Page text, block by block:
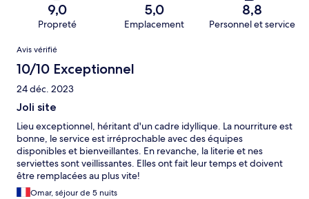
9,0
Propreté
5,0
Emplacement
8,8
Personnel et service
Avis
Avis vérifié
10/10 Exceptionnel
24 déc. 2023
Joli site
Lieu exceptionnel, héritant d'un cadre idyllique. La nourriture est
bonne, le service est irréprochable avec des équipes
disponibles et bienveillantes. En revanche, la literie et nes
serviettes sont veillissantes. Elles ont fait leur temps et doivent
être remplacées au plus vite!
Omar, séjour de 5 nuits